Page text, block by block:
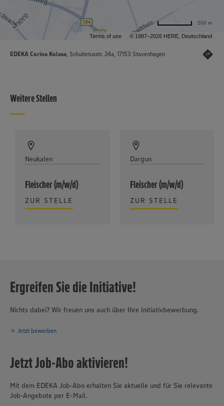
Terms of use © 1987–2026 HERE, Deutschland
200 m
EDEKA Corina Kolasa, Schultetusstr. 24a, 17153 Stavenhagen
Weitere Stellen
Neukalen
Fleischer (m/w/d)
ZUR STELLE
Dargun
Fleischer (m/w/d)
ZUR STELLE
Ergreifen Sie die Initiative!
Nichts dabei? Wir freuen uns auch über Ihre Initiativbewerbung.
Jetzt bewerben
Jetzt Job-Abo aktivieren!
Mit dem EDEKA Job-Abo erhalten Sie aktuelle und für Sie relevante
Job-Angebote per E-Mail.